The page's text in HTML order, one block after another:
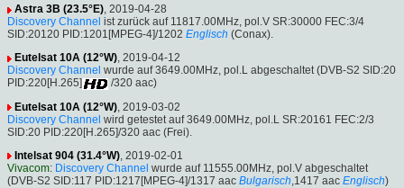
Astra 3B (23.5°E), 2019-04-28
Discovery Channel ist zurück auf 11817.00MHz, pol.V SR:30000 FEC:3/4
SID:20120 PID:1201[MPEG-4]/1202 Englisch (Conax).
Eutelsat 10A (12°W), 2019-04-12
Discovery Channel wurde auf 3649.00MHz, pol.L abgeschaltet (DVB-S2 SID:20
PID:220[H.265]
/320 aac)
Eutelsat 10A (12°W) , 2019-03-02
Discovery Channel wird getestet auf 3649.00MHz, pol.L SR:20161 FEC:2/3
SID:20 PID:220[H.265]/320 aac (Frei).
Intelsat 904 (31.4°W) , 2019-02-01
Vivacom: Discovery Channel wurde auf 11555.00MHz, pol.V abgeschaltet
(DVB-S2 SID:117 PID:1217[MPEG-4]/1317 aac Bulgarisch ,1417 aac Englisch)